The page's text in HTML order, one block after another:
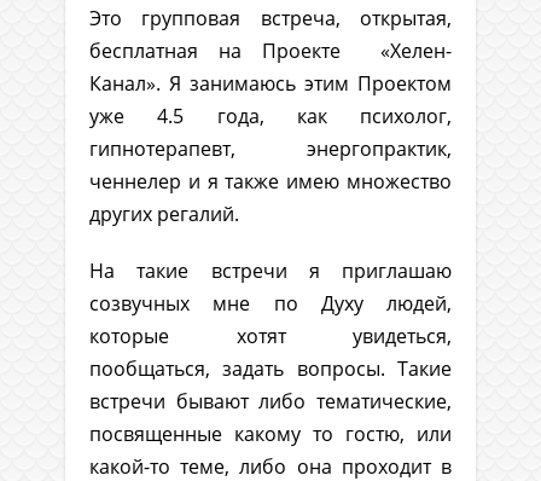
Это групповая встреча, открытая,
бесплатная на Проекте «Хелен-
Канал». Я занимаюсь этим Проектом
уже 4.5 года, как психолог,
гипнотерапевт, энергопрактик,
ченнелер и я также имею множество
других регалий.
На такие встречи я приглашаю
созвучных мне по Духу людей,
которые хотят увидеться,
пообщаться, задать вопросы. Такие
встречи бывают либо тематические,
посвященные какому то гостю, или
какой-то теме, либо она проходит в